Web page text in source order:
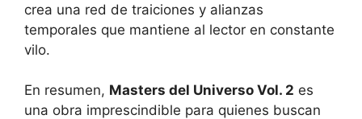
crea una red de traiciones y alianzas
temporales que mantiene al lector en constante
vilo.
En resumen, Masters del Universo Vol. 2 es
una obra imprescindible para quienes buscan